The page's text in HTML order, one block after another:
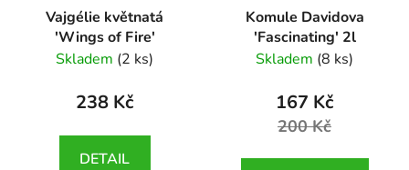
Vajgélie květnatá
'Wings of Fire'
Weigela florida 'Wings
Skladem (2 ks)
238 Kč
DETAIL
Komule Davidova
'Fascinating' 2l
Buddleja davidii
Skladem (8 ks)
167 Kč
200 Kč